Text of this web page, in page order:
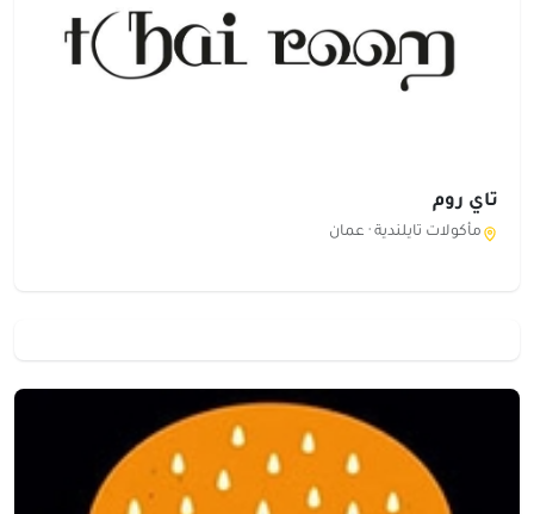
تاي روم
مأكولات تايلندية · عمان